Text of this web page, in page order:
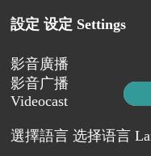
設定 设定 Settings
影音廣播
影音广播
Videocast
選擇語言 选择语言